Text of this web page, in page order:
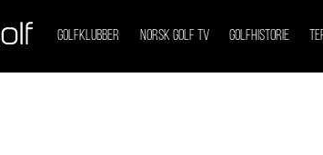
GOLFKLUBBER NORSK GOLF TV GOLFHISTORIE